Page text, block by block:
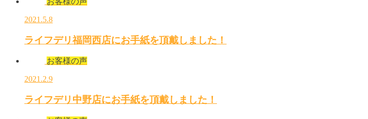
2021.5.8
ライフデリ福岡西店にお手紙を頂戴しました！
お客様の声
2021.2.9
ライフデリ中野店にお手紙を頂戴しました！